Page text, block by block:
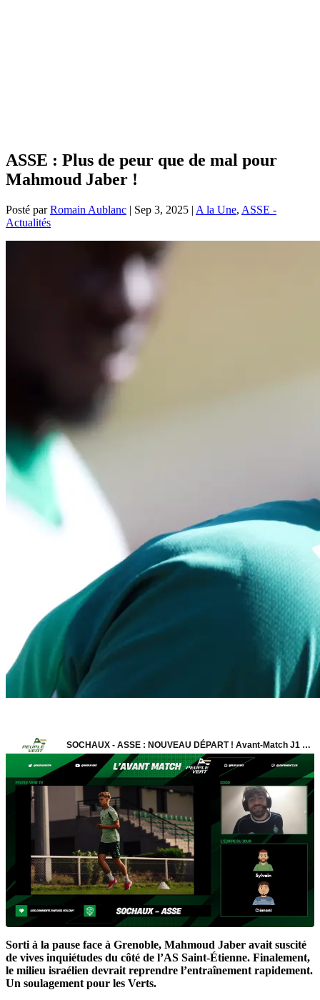
ASSE : Plus de peur que de mal pour
Mahmoud Jaber !
Posté parRomain Aublanc | Sep 3, 2025 | A la Une, ASSE -
Actualités
Sorti à la pause face à Grenoble, Mahmoud Jaber avait suscité
de vives inquiétudes du côté de l’AS Saint-Étienne. Finalement,
le milieu israélien devrait reprendre l’entraînement rapidement.
Un soulagement pour les Verts.